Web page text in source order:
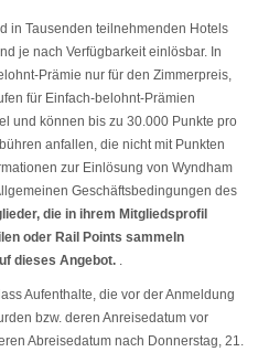
in Tausenden teilnehmenden Hotels
je nach Verfügbarkeit einlösbar. In
Prämie nur für den Zimmerpreis,
für Einfach-belohnt-Prämien
und können bis zu 30.000 Punkte pro
anfallen, die nicht mit Punkten
zur Einlösung von Wyndham
Geschäftsbedingungen des
die in ihrem Mitgliedsprofil
oder Rail Points sammeln
dieses Angebot. .
Aufenthalte, die vor der Anmeldung
bzw. deren Anreisedatum vor
Abreisedatum nach Donnerstag, 21.